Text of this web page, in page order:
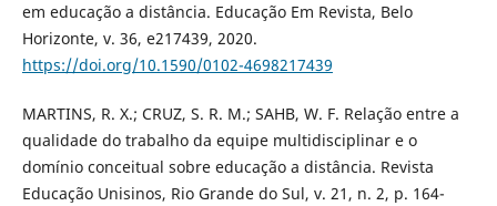
em educação a distância. Educação Em Revista, Belo
Horizonte, v. 36, e217439, 2020.
https://doi.org/10.1590/0102-4698217439
MARTINS, R. X.; CRUZ, S. R. M.; SAHB, W. F. Relação entre a
qualidade do trabalho da equipe multidisciplinar e o
domínio conceitual sobre educação a distância. Revista
Educação Unisinos, Rio Grande do Sul, v. 21, n. 2, p. 164-